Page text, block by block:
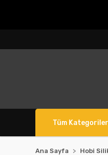
Tüm Kategoriler
Ana Sayfa Hobi